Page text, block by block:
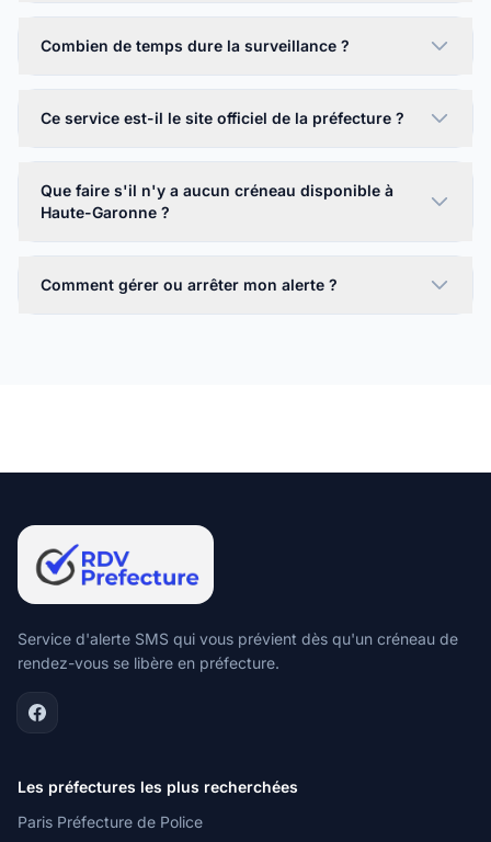
Combien de temps dure la surveillance ?
Ce service est-il le site officiel de la préfecture ?
Que faire s'il n'y a aucun créneau disponible à
Haute-Garonne ?
Comment gérer ou arrêter mon alerte ?
Service d'alerte SMS qui vous prévient dès qu'un créneau de
rendez-vous se libère en préfecture.
Les préfectures les plus recherchées
Paris Préfecture de Police